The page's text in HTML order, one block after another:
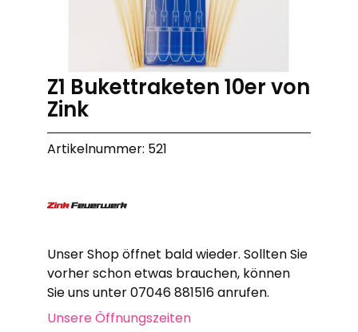
Z1 Bukettraketen 10er von
Zink
Artikelnummer: 521
Unser Shop öffnet bald wieder. Sollten Sie
vorher schon etwas brauchen, können
Sie uns unter 07046 881516 anrufen.
Unsere Öffnungszeiten